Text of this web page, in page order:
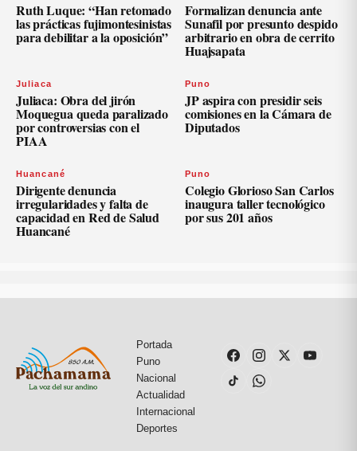
Ruth Luque: “Han retomado
las prácticas fujimontesinistas
para debilitar a la oposición”
Formalizan denuncia ante
Sunafil por presunto despido
arbitrario en obra de cerrito
Huajsapata
Juliaca
Juliaca: Obra del jirón
Moquegua queda paralizado
por controversias con el
PIAA
Puno
JP aspira con presidir seis
comisiones en la Cámara de
Diputados
Huancané
Dirigente denuncia
irregularidades y falta de
capacidad en Red de Salud
Huancané
Puno
Colegio Glorioso San Carlos
inaugura taller tecnológico
por sus 201 años
Portada
Puno
Nacional
Actualidad
Internacional
Deportes